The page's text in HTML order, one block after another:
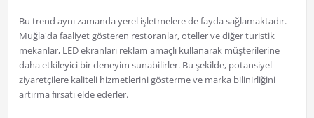
Bu trend aynı zamanda yerel işletmelere de fayda sağlamaktadır.
Muğla'da faaliyet gösteren restoranlar, oteller ve diğer turistik
mekanlar, LED ekranları reklam amaçlı kullanarak müşterilerine
daha etkileyici bir deneyim sunabilirler. Bu şekilde, potansiyel
ziyaretçilere kaliteli hizmetlerini gösterme ve marka bilinirliğini
artırma fırsatı elde ederler.